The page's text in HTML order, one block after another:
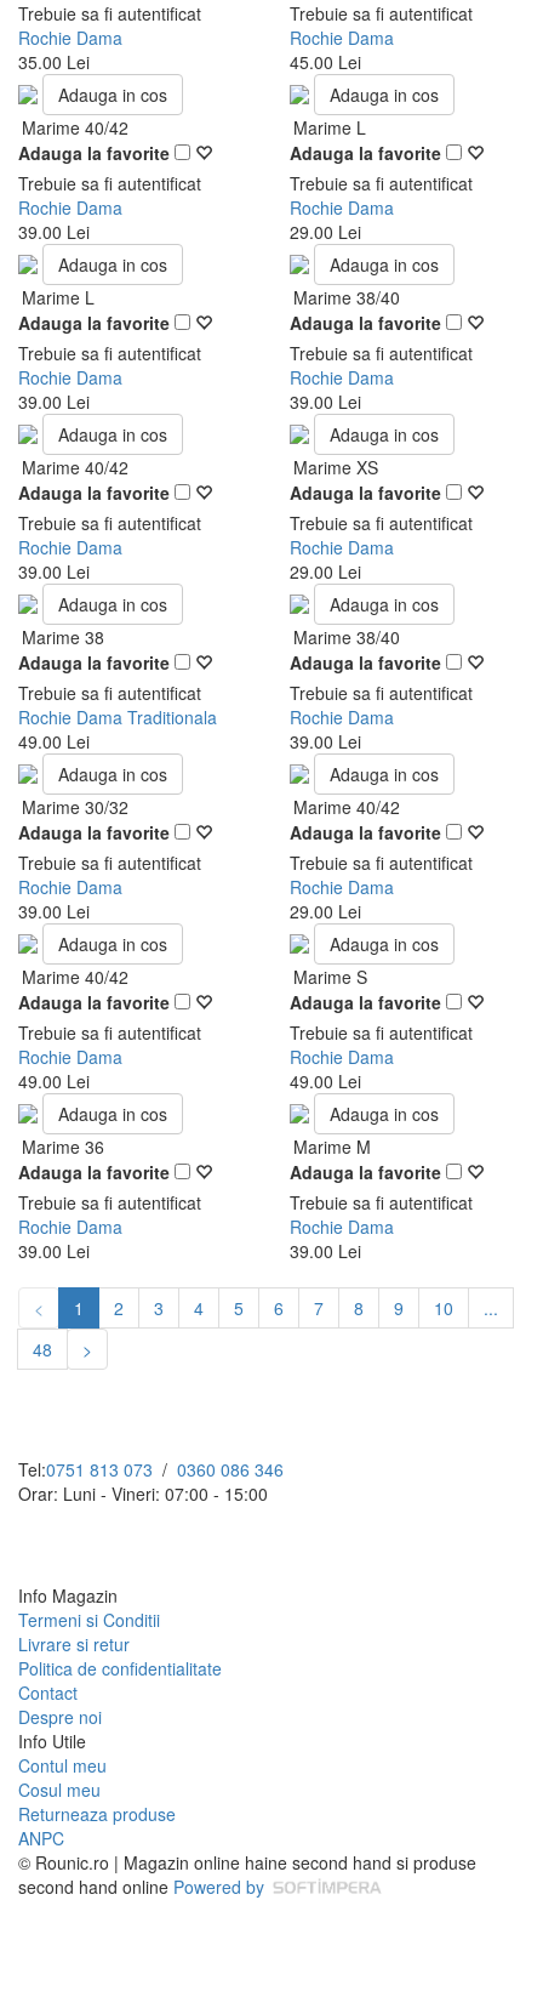
Trebuie sa fi autentificat
Rochie Dama
35.00 Lei
Trebuie sa fi autentificat
Rochie Dama
45.00 Lei
Adauga in cos
Marime 40/42
Adauga la favorite
Trebuie sa fi autentificat
Rochie Dama
39.00 Lei
Adauga in cos
Marime L
Adauga la favorite
Trebuie sa fi autentificat
Rochie Dama
29.00 Lei
Adauga in cos
Marime L
Adauga la favorite
Trebuie sa fi autentificat
Rochie Dama
39.00 Lei
Adauga in cos
Marime 38/40
Adauga la favorite
Trebuie sa fi autentificat
Rochie Dama
39.00 Lei
Adauga in cos
Marime 40/42
Adauga la favorite
Trebuie sa fi autentificat
Rochie Dama
39.00 Lei
Adauga in cos
Marime XS
Adauga la favorite
Trebuie sa fi autentificat
Rochie Dama
29.00 Lei
Adauga in cos
Marime 38
Adauga la favorite
Trebuie sa fi autentificat
Rochie Dama Traditionala
49.00 Lei
Adauga in cos
Marime 38/40
Adauga la favorite
Trebuie sa fi autentificat
Rochie Dama
39.00 Lei
Adauga in cos
Marime 30/32
Adauga la favorite
Trebuie sa fi autentificat
Rochie Dama
39.00 Lei
Adauga in cos
Marime 40/42
Adauga la favorite
Trebuie sa fi autentificat
Rochie Dama
29.00 Lei
Adauga in cos
Marime 40/42
Adauga la favorite
Trebuie sa fi autentificat
Rochie Dama
49.00 Lei
Adauga in cos
Marime S
Adauga la favorite
Trebuie sa fi autentificat
Rochie Dama
49.00 Lei
Adauga in cos
Marime 36
Adauga la favorite
Trebuie sa fi autentificat
Rochie Dama
39.00 Lei
Adauga in cos
Marime M
Adauga la favorite
Trebuie sa fi autentificat
Rochie Dama
39.00 Lei
< 1 2 3 4 5 6 7 8 9 10
...
48
>
Tel:0751 813 073 / 0360 086 346
Orar: Luni - Vineri: 07:00 - 15:00
Info Magazin
Termeni si Conditii
Livrare si retur
Politica de confidentialitate
Contact
Despre noi
Info Utile
Contul meu
Cosul meu
Returneaza produse
ANPC
© Rounic.ro | Magazin online haine second hand si produse
second hand online Powered by